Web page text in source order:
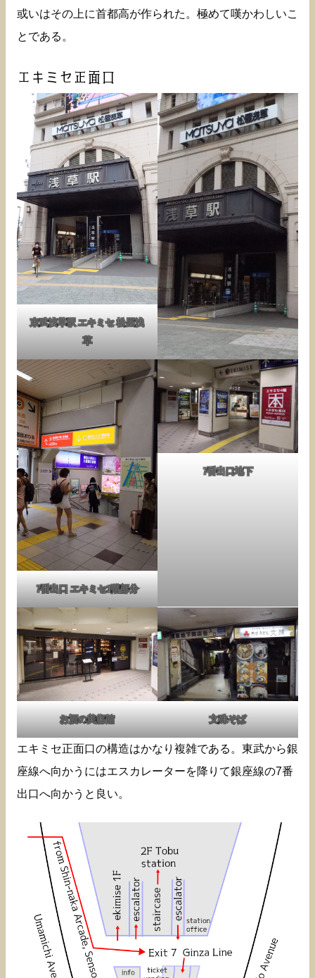
或いはその上に首都高が作られた。極めて嘆かわしいこ
とである。
エキミセ正面口
東武浅草駅 エキミセ 松屋浅
草
7番出口 エキミセ1階部分
7番出口地下
お酒の美術館 文殊そば
エキミセ正面口の構造はかなり複雑である。東武から銀
座線へ向かうにはエスカレーターを降りて銀座線の7番
出口へ向かうと良い。